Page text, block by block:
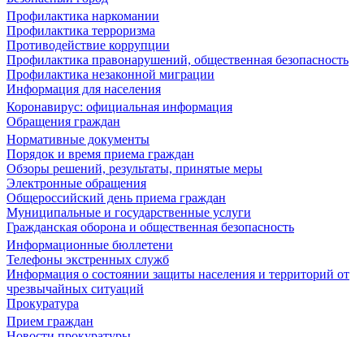
Профилактика наркомании
Профилактика терроризма
Противодействие коррупции
Профилактика правонарушений, общественная безопасность
Профилактика незаконной миграции
Информация для населения
Коронавирус: официальная информация
Обращения граждан
Нормативные документы
Порядок и время приема граждан
Обзоры решений, результаты, принятые меры
Электронные обращения
Общероссийский день приема граждан
Муниципальные и государственные услуги
Гражданская оборона и общественная безопасность
Информационные бюллетени
Телефоны экстренных служб
Информация о состоянии защиты населения и территорий от
чрезвычайных ситуаций
Прокуратура
Прием граждан